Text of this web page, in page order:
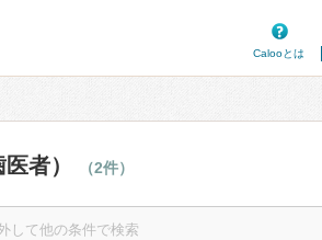
Calooとは
者） （2件）